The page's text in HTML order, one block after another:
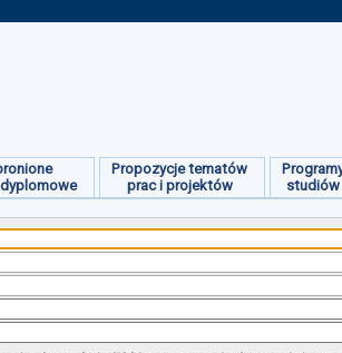
Propozycje tematów
prac i projektów
studiów